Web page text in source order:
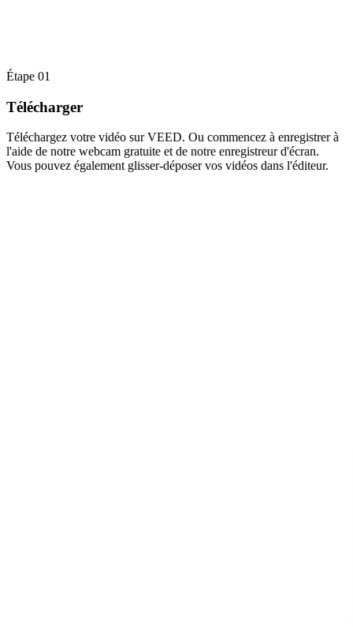
Étape 01
Télécharger
Téléchargez votre vidéo sur VEED. Ou commencez à enregistrer à
l'aide de notre webcam gratuite et de notre enregistreur d'écran.
Vous pouvez également glisser-déposer vos vidéos dans l'éditeur.